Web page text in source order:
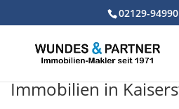
02129-94990
Immobilien in